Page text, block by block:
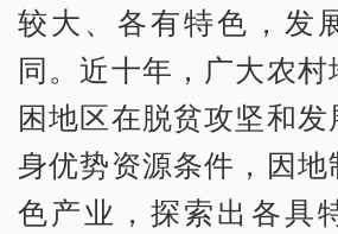
较大、各有特色，发
同。近十年，广大农
困地区在脱贫攻坚和发
身优势资源条件，因
色产业，探索出各具